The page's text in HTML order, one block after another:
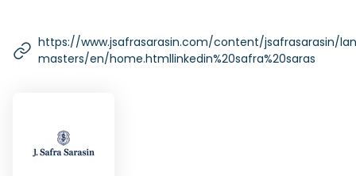
https://www.jsafrasarasin.com/content/jsafrasarasin/
masters/en/home.htmllinkedin%20safra%20saras